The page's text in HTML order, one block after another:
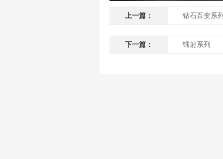
上一篇： 钻石百变系
下一篇： 镭射系列